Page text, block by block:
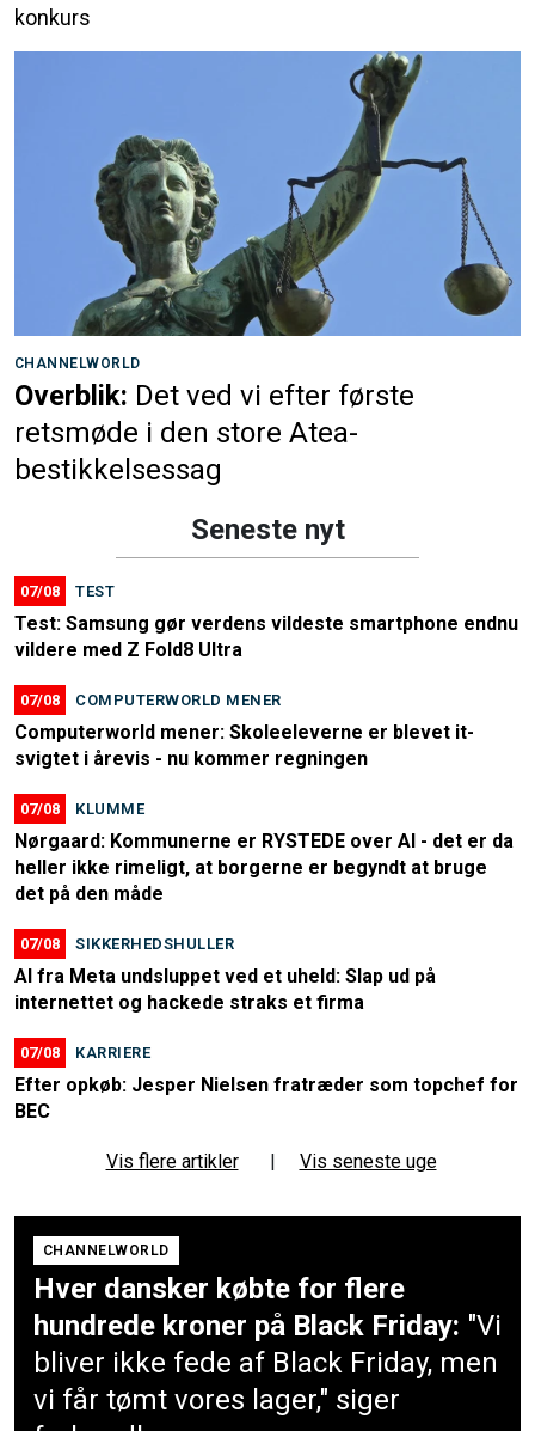
konkurs
CHANNELWORLD
Overblik: Det ved vi efter første
retsmøde i den store Atea-
bestikkelsessag
Seneste nyt
07/08 TEST
Test: Samsung gør verdens vildeste smartphone endnu
vildere med Z Fold8 Ultra
07/08 COMPUTERWORLD MENER
Computerworld mener: Skoleeleverne er blevet it-
svigtet i årevis - nu kommer regningen
07/08 KLUMME
Nørgaard: Kommunerne er RYSTEDE over AI - det er da
heller ikke rimeligt, at borgerne er begyndt at bruge
det på den måde
07/08 SIKKERHEDSHULLER
AI fra Meta undsluppet ved et uheld: Slap ud på
internettet og hackede straks et firma
07/08 KARRIERE
Efter opkøb: Jesper Nielsen fratræder som topchef for
BEC
Vis flere artikler Vis seneste uge
CHANNELWORLD
Hver dansker købte for flere
hundrede kroner på Black Friday: "Vi
bliver ikke fede af Black Friday, men
vi får tømt vores lager," siger